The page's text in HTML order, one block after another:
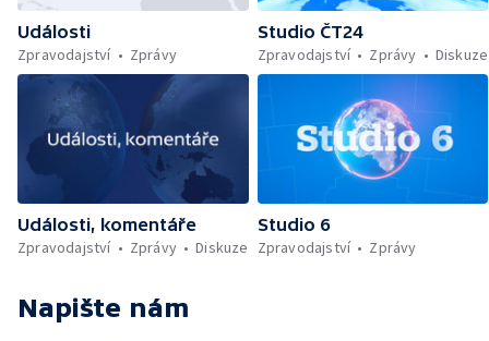
Události
Zpravodajství
Zprávy
Studio ČT24
Zpravodajství
Zprávy Diskuze
Události, komentáře
Zpravodajství
Zprávy Diskuze
Studio 6
Zpravodajství
Zprávy
Napište nám